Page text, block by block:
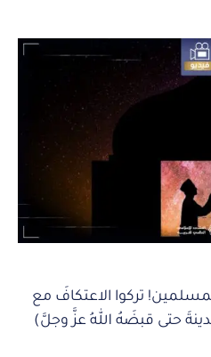
تركوا الاعتكافَ مع
حتى قبضَهُ اللهُ عزَّ وجلَّ)